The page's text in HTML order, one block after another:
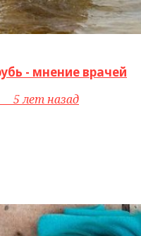
- мнение врачей
5 лет назад